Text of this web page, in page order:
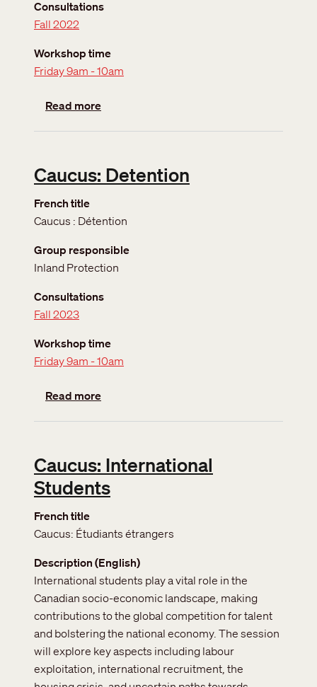
Consultations
Fall 2022
Workshop time
Friday 9am - 10am
Read moreabout Caucus: Broadening options for
Caucus: Detention
French title
Caucus : Détention
Group responsible
Inland Protection
Consultations
Fall 2023
Workshop time
Friday 9am - 10am
Read moreabout Caucus: Detention
Caucus: International
Students
French title
Caucus: Étudiants étrangers
Description (English)
International students play a vital role in the
Canadian socio-economic landscape, making
contributions to the global competition for talent
and bolstering the national economy. The session
will explore key aspects including labour
exploitation, international recruitment, the